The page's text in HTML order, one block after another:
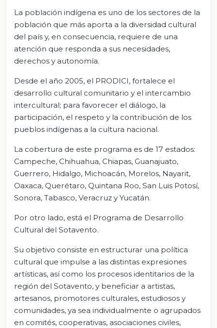
La población indígena es uno de los sectores de la
población que más aporta a la diversidad cultural
del país y, en consecuencia, requiere de una
atención que responda a sus necesidades,
derechos y autonomía.
Desde el año 2005, el PRODICI, fortalece el
desarrollo cultural comunitario y el intercambio
intercultural; para favorecer el diálogo, la
participación, el respeto y la contribución de los
pueblos indígenas a la cultura nacional.
La cobertura de este programa es de 17 estados:
Campeche, Chihuahua, Chiapas, Guanajuato,
Guerrero, Hidalgo, Michoacán, Morelos, Nayarit,
Oaxaca, Querétaro, Quintana Roo, San Luis Potosí,
Sonora, Tabasco, Veracruz y Yucatán.
Por otro lado, está el Programa de Desarrollo
Cultural del Sotavento.
Su objetivo consiste en estructurar una política
cultural que impulse a las distintas expresiones
artísticas, así como los procesos identitarios de la
región del Sotavento, y beneficiar a artistas,
artesanos, promotores culturales, estudiosos y
comunidades, ya sea individualmente o agrupados
en comités, cooperativas, asociaciones civiles,